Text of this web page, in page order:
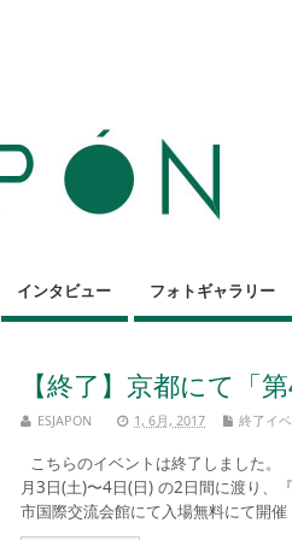
インタビュー フォトギャラリー
【終了】京都にて「
ESJAPON 1, 6月, 2017 終了イ
こちらのイベントは終了しました
月3日(土)〜4日(日) の2日間に渡り、
市国際交流会館にて入場無料にて開催